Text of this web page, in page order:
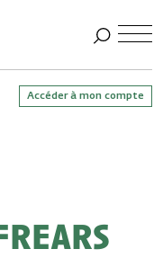
Accéder à mon compte